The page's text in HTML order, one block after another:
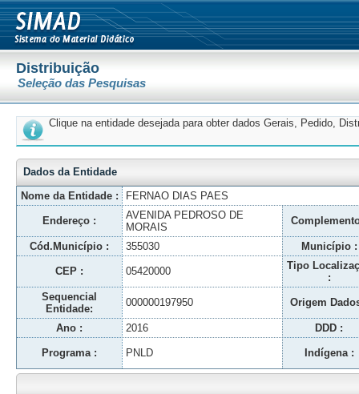
Distribuição
Seleção das Pesquisas
Clique na entidade desejada para obter dados Gerais, Pedido,
Dados da Entidade
Nome da Entidade :
FERNAO DIAS PAES
Endereço :
AVENIDA PEDROSO DE
MORAIS
Cód.Município : 355030 Município :
CEP : 05420000
Tipo
:
Sequencial
Entidade:
000000197950 Origem
Ano : 2016 DDD :
Programa : PNLD Indígena :